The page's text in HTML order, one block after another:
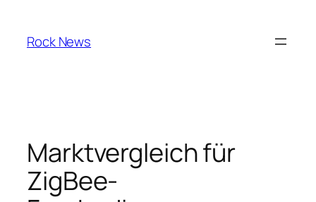
content
Rock News
Marktvergleich für
ZigBee-